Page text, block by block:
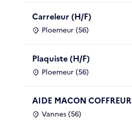
Carreleur (H/F)
Ploemeur (56)
Plaquiste (H/F)
Ploemeur (56)
AIDE MACON COFFREUR
Vannes (56)